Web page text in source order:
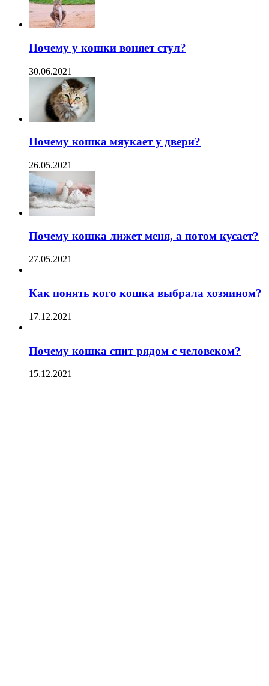
Почему у кошки воняет стул?
30.06.2021
Почему кошка мяукает у двери?
26.05.2021
Почему кошка лижет меня, а потом кусает?
27.05.2021
Как понять кого кошка выбрала хозяином?
17.12.2021
Почему кошка спит рядом с человеком?
15.12.2021